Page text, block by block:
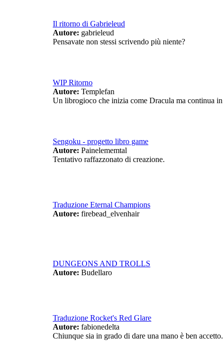
Il ritorno di Gabrieleud
Autore: gabrieleud
Pensavate non stessi scrivendo più niente?
WIP Ritorno
Autore: Templefan
Un librogioco che inizia come Dracula ma continua
Sengoku - progetto libro game
Autore: Painelememtal
Tentativo raffazzonato di creazione.
Traduzione Eternal Champions
Autore: firebead_elvenhair
DUNGEONS AND TROLLS
Autore: Budellaro
Traduzione Rocket's Red Glare
Autore: fabionedelta
Chiunque sia in grado di dare una mano è ben